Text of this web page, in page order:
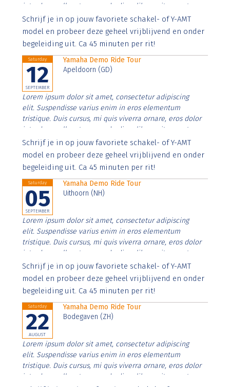
interdum nulla, ut commodo diam libero vitae erat.
Aenean faucibus nibh et justo cursus id rutrum lorem
imperdiet. Nunc ut sem vitae risus tristique posuere.
Schrijf je in op jouw favoriete schakel- of Y-AMT
model en probeer deze geheel vrijblijvend en onder
begeleiding uit. Ca 45 minuten per rit!
Saturday
12
SEPTEMBER
Yamaha Demo Ride Tour
Apeldoorn (GD)
Lorem ipsum dolor sit amet, consectetur adipiscing
elit. Suspendisse varius enim in eros elementum
tristique. Duis cursus, mi quis viverra ornare, eros dolor
interdum nulla, ut commodo diam libero vitae erat.
Aenean faucibus nibh et justo cursus id rutrum lorem
imperdiet. Nunc ut sem vitae risus tristique posuere.
Schrijf je in op jouw favoriete schakel- of Y-AMT
model en probeer deze geheel vrijblijvend en onder
begeleiding uit. Ca 45 minuten per rit!
Saturday
05
SEPTEMBER
Yamaha Demo Ride Tour
Uithoorn (NH)
Lorem ipsum dolor sit amet, consectetur adipiscing
elit. Suspendisse varius enim in eros elementum
tristique. Duis cursus, mi quis viverra ornare, eros dolor
interdum nulla, ut commodo diam libero vitae erat.
Aenean faucibus nibh et justo cursus id rutrum lorem
imperdiet. Nunc ut sem vitae risus tristique posuere.
Schrijf je in op jouw favoriete schakel- of Y-AMT
model en probeer deze geheel vrijblijvend en onder
begeleiding uit. Ca 45 minuten per rit!
Saturday
22
AUGUST
Yamaha Demo Ride Tour
Bodegaven (ZH)
Lorem ipsum dolor sit amet, consectetur adipiscing
elit. Suspendisse varius enim in eros elementum
tristique. Duis cursus, mi quis viverra ornare, eros dolor
interdum nulla, ut commodo diam libero vitae erat.